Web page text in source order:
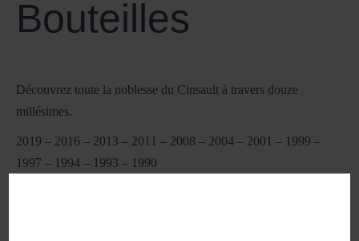
Bouteilles
Découvrez toute la noblesse du Cinsault à travers douze
millésimes.
2019 – 2016 – 2013 – 2011 – 2008 – 2004 – 2001 – 1999 –
1997 – 1994 – 1993 – 1990